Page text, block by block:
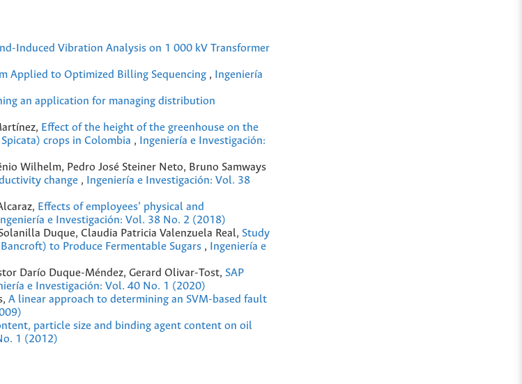
Induced Vibration Analysis on 1 000 kV Transformer
Applied to Optimized Billing Sequencing ,
Ingeniería
an application for managing distribution
Effect of the height of the greenhouse on the
crops in Colombia ,
Ingeniería e Investigación:
Wilhelm, Pedro José Steiner Neto, Bruno Samways
change ,
Ingeniería e Investigación: Vol. 38
Effects of employees’ physical and
Ingeniería e Investigación: Vol. 38 No. 2 (2018)
Duque, Claudia Patricia Valenzuela Real, Study
to Produce Fermentable Sugars ,
Ingeniería e
Darío Duque-Méndez, Gerard Olivar-Tost, SAP
e Investigación: Vol. 40 No. 1 (2020)
A linear approach to determining an SVM-based fault
particle size and binding agent content on oil
1 (2012)